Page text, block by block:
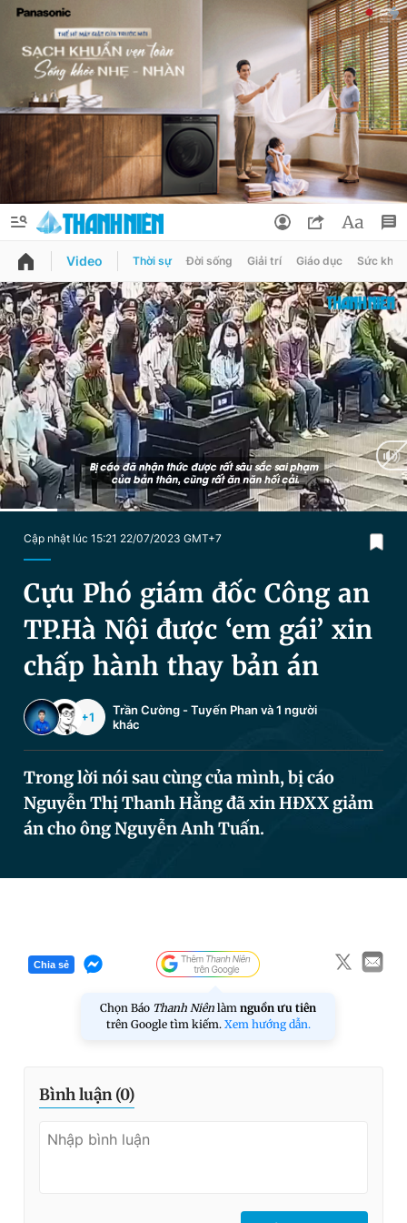
QUẢNG CÁO
Chuyên mục
Chuyên mục khác
Chào ngày mới Tin 24h
Video Magazine
Sản phẩm khác
Tiện ích Bạn cần biết
Thông tin tòa soạn
Đọc Thanh Niên trên điện thoại
Đặt báo Quảng cáo
Tổng biên tập: Nguyễn Ngọc Toàn
Thông tin tài khoản
Đổi mật khẩu
Tin đã lưu
Tin đã xem
Đăng xuất
Video Thời sự Đời sống Giải trí Giáo dục Sức khỏe
Cập nhật lúc 15:21 22/07/2023 GMT+7
Cựu Phó giám đốc Công an
TP.Hà Nội được ‘em gái’ xin
chấp hành thay bản án
+1 Trần Cường -Tuyến Phan và 1 người
khác
Trong lời nói sau cùng của mình, bị cáo
Nguyễn Thị Thanh Hằng đã xin HĐXX giảm
án cho ông Nguyễn Anh Tuấn.
Chia sẻ
Chọn Báo Thanh Niên làm nguồn ưu tiên
trên Google tìm kiếm. Xem hướng dẫn.
Bình luận (0)